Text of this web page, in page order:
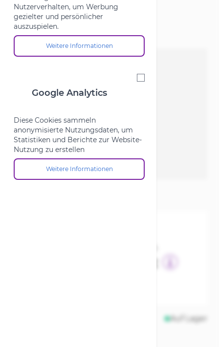
transparent
Auf Lager
Nutzerverhalten, um Werbung
gezielter und persönlicher
auszuspielen.
Weitere InformationenÜber die Cookie-Gruppe "Marketing"
Google Analytics
Google Analytics
Diese Cookies sammeln
anonymisierte Nutzungsdaten, um
Statistiken und Berichte zur Website-
Nutzung zu erstellen
Weitere InformationenÜber die Cookie-Gruppe "Google Analytics"